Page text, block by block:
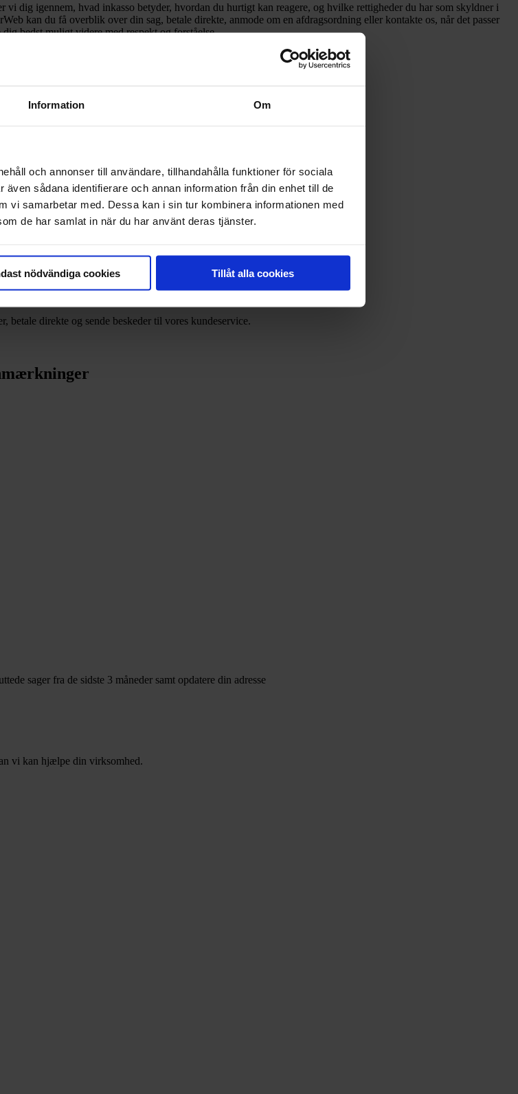
Information Om
och annonser till användare, tillhandahålla funktioner för sociala
sådana identifierare och annan information från din enhet till de
vi samarbetar med. Dessa kan i sin tur kombinera informationen med
de har samlat in när du har använt deras tjänster.
nödvändiga cookies Tillåt alla cookies
dig igennem, hvad inkasso betyder, hvordan du hurtigt kan reagere, og hvilke rettigheder du har som skyldner i
kan du få overblik over din sag, betale direkte, anmode om en afdragsordning eller kontakte os, når det passer
bedst muligt videre med respekt og forståelse.
logge ind og danne dig et overblik.
fra Svea
direkte og sende beskeder til vores kundeservice.
sager fra de sidste 3 måneder samt opdatere din adresse
vi kan hjælpe din virksomhed.